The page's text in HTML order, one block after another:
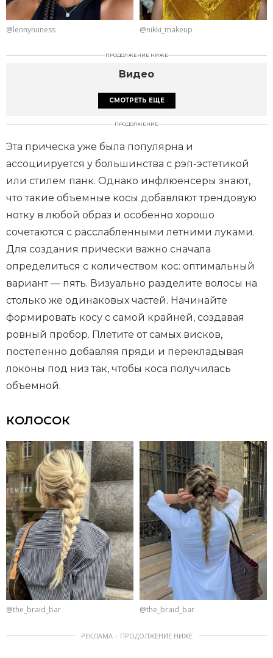
@lennynuness @nikki_makeup
ПРОДОЛЖЕНИЕ НИЖЕ
Видео
СМОТРЕТЬ ЕЩЕ
ПРОДОЛЖЕНИЕ
Эта прическа уже была популярна и
ассоциируется у большинства с рэп-эстетикой
или стилем панк. Однако инфлюенсеры знают,
что такие объемные косы добавляют трендовую
нотку в любой образ и особенно хорошо
сочетаются с расслабленными летними луками.
Для создания прически важно сначала
определиться с количеством кос: оптимальный
вариант — пять. Визуально разделите волосы на
столько же одинаковых частей. Начинайте
формировать косу с самой крайней, создавая
ровный пробор. Плетите от самых висков,
постепенно добавляя пряди и перекладывая
локоны под низ так, чтобы коса получилась
объемной.
КОЛОСОК
@the_braid_bar @the_braid_bar
РЕКЛАМА – ПРОДОЛЖЕНИЕ НИЖЕ